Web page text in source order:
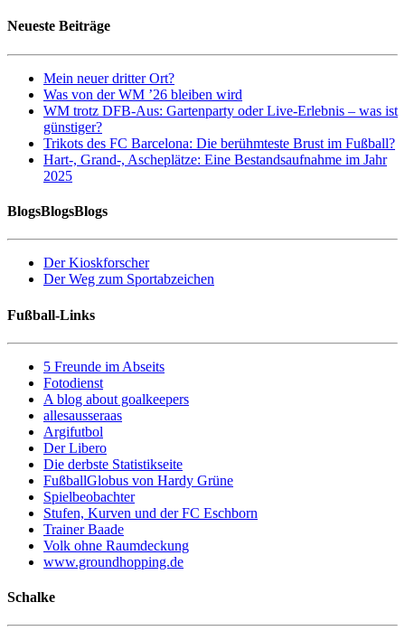
Neueste Beiträge
Mein neuer dritter Ort?
Was von der WM ’26 bleiben wird
WM trotz DFB-Aus: Gartenparty oder Live-Erlebnis – was ist
günstiger?
Trikots des FC Barcelona: Die berühmteste Brust im Fußball?
Hart-, Grand-, Ascheplätze: Eine Bestandsaufnahme im Jahr
2025
BlogsBlogsBlogs
Der Kioskforscher
Der Weg zum Sportabzeichen
Fußball-Links
5 Freunde im Abseits
Fotodienst
A blog about goalkeepers
allesausseraas
Argifutbol
Der Libero
Die derbste Statistikseite
FußballGlobus von Hardy Grüne
Spielbeobachter
Stufen, Kurven und der FC Eschborn
Trainer Baade
Volk ohne Raumdeckung
www.groundhopping.de
Schalke